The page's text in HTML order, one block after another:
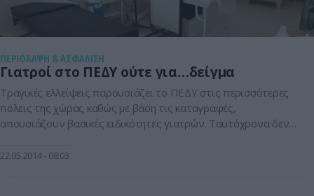
ΠΕΡΙΘΑΛΨΗ & ΑΣΦΑΛΙΣΗ
Γιατροί στο ΠΕΔΥ ούτε για…δείγμα
Τραγικές ελλείψεις παρουσιάζει το ΠΕΔΥ στις περισσότερες
πόλεις της χώρας καθώς με βάση τις καταγραφές,
απουσιάζουν βασικές ειδικότητες γιατρών. Ταυτόχρονα δεν
συνέπεια οι ασθενείς να τους ψάχνουν με το …κιάλι και να
22.05.2014 08:03